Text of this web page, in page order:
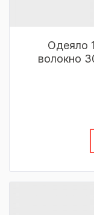
Одеяло
волокно